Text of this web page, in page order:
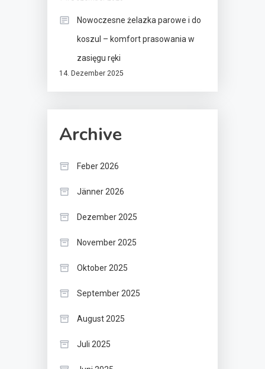
Nowoczesne żelazka parowe i do
koszul – komfort prasowania w
zasięgu ręki
14. Dezember 2025
Archive
Feber 2026
Jänner 2026
Dezember 2025
November 2025
Oktober 2025
September 2025
August 2025
Juli 2025